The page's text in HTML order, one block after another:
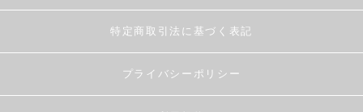
特定商取引法に基づく表記
プライバシーポリシー